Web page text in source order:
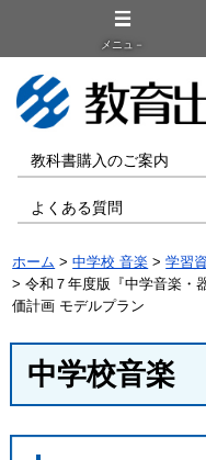
メニュ－
教科書購入のご案内
よくある質問
ホーム >中学校 音楽 >学習
> 令和７年度版『中学音楽・
価計画 モデルプラン
中学校音楽